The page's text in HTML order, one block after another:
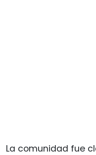
La comunidad fue